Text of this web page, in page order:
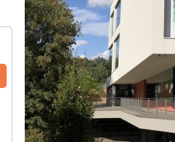
بدون نیاز به آگهی و تنها با یک بار مراجعه
فروخته شد
درخواست فروش